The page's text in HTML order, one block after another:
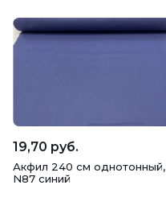
19,70 руб.
Акфил 240 см однотонный,
N87 синий